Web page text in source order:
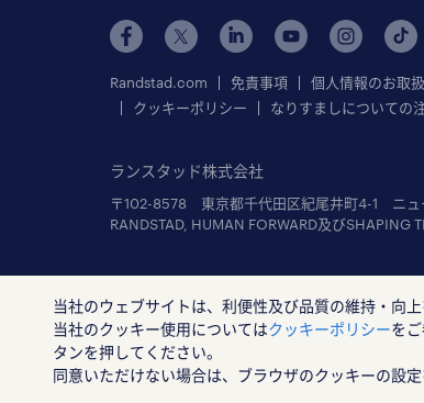
Randstad.com 免責事項 個人情報のお取
クッキーポリシー
なりすましについての
ランスタッド株式会社
〒102-8578 東京都千代田区紀尾井町4-1 ニュ
RANDSTAD, HUMAN FORWARD及びSHAPING
当社のウェブサイトは、利便性及び品質の維持・向
当社のクッキー使用についてはクッキーポリシーを
タンを押してください。
同意いただけない場合は、ブラウザのクッキーの設定